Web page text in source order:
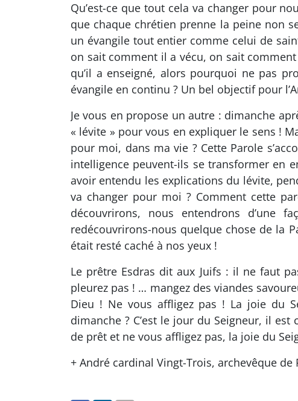
Qu’est-ce que tout cela va changer pour
que chaque chrétien prenne la peine non
un évangile tout entier comme celui de
on sait comment il a vécu, on sait
qu’il a enseigné, alors pourquoi ne pas
évangile en continu ? Un bel objectif pour
Je vous en propose un autre : dimanche
« lévite » pour vous en expliquer le sens !
pour moi, dans ma vie ? Cette Parole
intelligence peuvent-ils se transformer en
avoir entendu les explications du lévite,
va changer pour moi ? Comment cette
découvrirons, nous entendrons d’une
redécouvrirons-nous quelque chose de la
était resté caché à nos yeux !
Le prêtre Esdras dit aux Juifs : il ne faut
pleurez pas ! … mangez des viandes
Dieu ! Ne vous affligez pas ! La joie du
dimanche ? C’est le jour du Seigneur, il
de prêt et ne vous affligez pas, la joie du
+ André cardinal Vingt-Trois, archevêque de